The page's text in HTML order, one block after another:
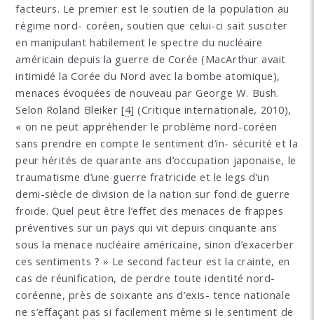
facteurs. Le premier est le soutien de la population au
régime nord- coréen, soutien que celui-ci sait susciter
en manipulant habilement le spectre du nucléaire
américain depuis la guerre de Corée (MacArthur avait
intimidé la Corée du Nord avec la bombe atomique),
menaces évoquées de nouveau par George W. Bush.
Selon Roland Bleiker [4] (Critique internationale, 2010),
« on ne peut appréhender le problème nord-coréen
sans prendre en compte le sentiment d’in- sécurité et la
peur hérités de quarante ans d’occupation japonaise, le
traumatisme d’une guerre fratricide et le legs d’un
demi-siècle de division de la nation sur fond de guerre
froide. Quel peut être l’effet des menaces de frappes
préventives sur un pays qui vit depuis cinquante ans
sous la menace nucléaire américaine, sinon d’exacerber
ces sentiments ? » Le second facteur est la crainte, en
cas de réunification, de perdre toute identité nord-
coréenne, près de soixante ans d’exis- tence nationale
ne s’effaçant pas si facilement même si le sentiment de